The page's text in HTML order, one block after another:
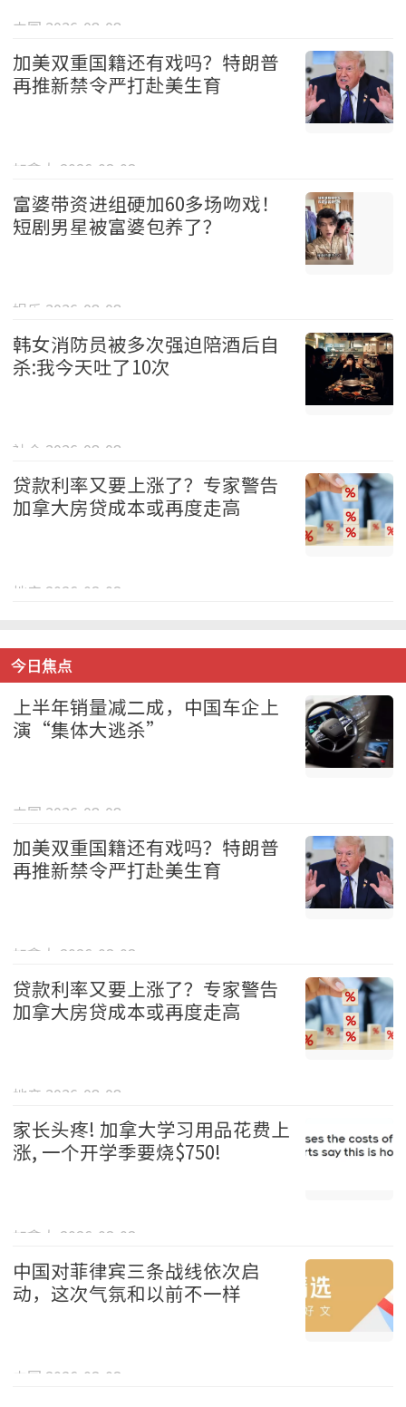
中国 2026-08-08
加美双重国籍还有戏吗？特朗普
再推新禁令严打赴美生育
加拿大 2026-08-08
富婆带资进组硬加60多场吻戏！
短剧男星被富婆包养了？
娱乐 2026-08-08
韩女消防员被多次强迫陪酒后自
杀:我今天吐了10次
社会 2026-08-08
贷款利率又要上涨了？专家警告
加拿大房贷成本或再度走高
地产 2026-08-08
今日焦点
上半年销量减二成，中国车企上
演“集体大逃杀”
中国 2026-08-08
加美双重国籍还有戏吗？特朗普
再推新禁令严打赴美生育
加拿大 2026-08-08
贷款利率又要上涨了？专家警告
加拿大房贷成本或再度走高
地产 2026-08-08
家长头疼! 加拿大学习用品花费上
涨, 一个开学季要烧$750!
加拿大 2026-08-08
中国对菲律宾三条战线依次启
动，这次气氛和以前不一样
中国 2026-08-08